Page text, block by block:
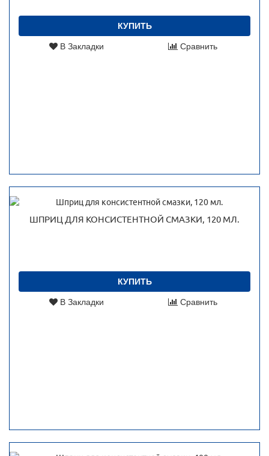
КУПИТЬ
В Закладки Сравнить
ШПРИЦ ДЛЯ КОНСИСТЕНТНОЙ СМАЗКИ, 120 МЛ.
КУПИТЬ
В Закладки Сравнить